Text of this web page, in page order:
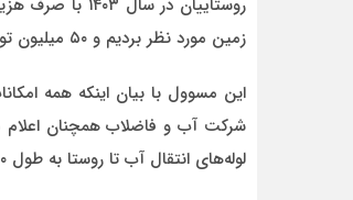
زمین مورد نظر بردیم و ۵۰ میلیون تومان برای تسطیح زمین هزینه کردیم.
این مسوول با بیان اینکه همه
شرکت آب و فاضلاب همچنان اعلام
لوله‌های انتقال آب تا روستا به طول ۸۰۰ متر را خودشان پرداخت کنند.